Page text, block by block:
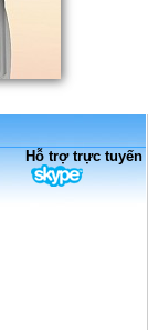
Hỗ trợ trực tuyến